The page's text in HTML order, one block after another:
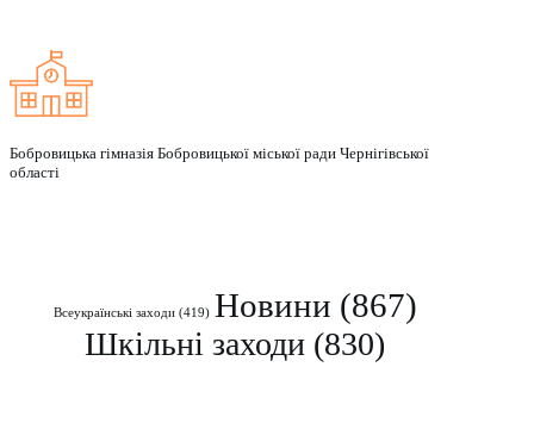
Бобровицька гімназія Бобровицької міської ради Чернігівської
області
Всеукраїнські заходи(419) Новини (867)
Шкільні заходи (830)